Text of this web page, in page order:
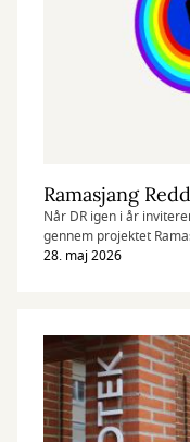
Når DR igen i år
gennem projektet
hasselmus, der er i fokus.
28. maj 2026